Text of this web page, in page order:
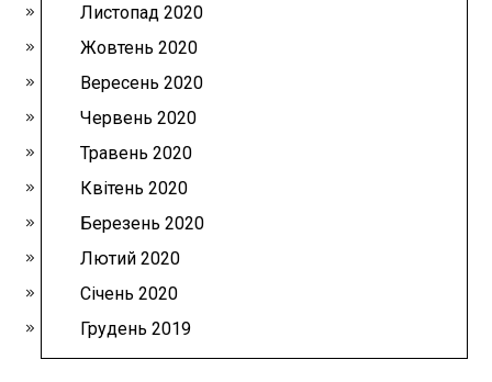
Листопад 2020
Жовтень 2020
Вересень 2020
Червень 2020
Травень 2020
Квітень 2020
Березень 2020
Лютий 2020
Січень 2020
Грудень 2019